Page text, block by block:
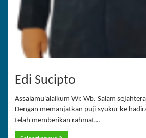
Edi Sucipto
Assalamu'alaikum Wr. Wb. Salam
Dengan memanjatkan puji syukur ke
telah memberikan rahmat…